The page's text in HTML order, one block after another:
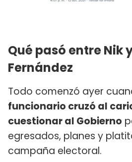
Qué pasó entre Nik
Fernández
Todo comenzó ayer
funcionario cruzó al
cuestionar al Gobierno
egresados, planes y
campaña electoral.